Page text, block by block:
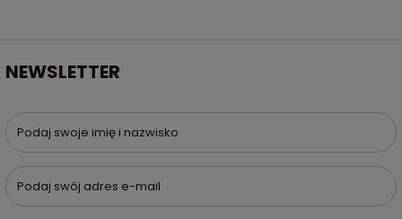
NEWSLETTER
Podaj swoje imię i nazwisko
Podaj swój adres e-mail